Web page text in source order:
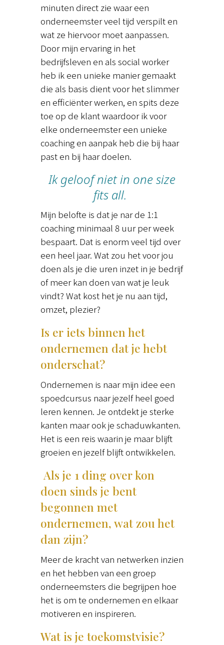
minuten direct zie waar een
onderneemster veel tijd verspilt en
wat ze hiervoor moet aanpassen.
Door mijn ervaring in het
bedrijfsleven en als social worker
heb ik een unieke manier gemaakt
die als basis dient voor het slimmer
en efficiënter werken, en spits deze
toe op de klant waardoor ik voor
elke onderneemster een unieke
coaching en aanpak heb die bij haar
past en bij haar doelen.
Ik geloof niet in one size
fits all.
Mijn belofte is dat je nar de 1:1
coaching minimaal 8 uur per week
bespaart. Dat is enorm veel tijd over
een heel jaar. Wat zou het voor jou
doen als je die uren inzet in je bedrijf
of meer kan doen van wat je leuk
vindt? Wat kost het je nu aan tijd,
omzet, plezier?
Is er iets binnen het
ondernemen dat je hebt
onderschat?
Ondernemen is naar mijn idee een
spoedcursus naar jezelf heel goed
leren kennen. Je ontdekt je sterke
kanten maar ook je schaduwkanten.
Het is een reis waarin je maar blijft
groeien en jezelf blijft ontwikkelen.
Als je 1 ding over kon
doen sinds je bent
begonnen met
ondernemen, wat zou het
dan zijn?
Meer de kracht van netwerken inzien
en het hebben van een groep
onderneemsters die begrijpen hoe
het is om te ondernemen en elkaar
motiveren en inspireren.
Wat is je toekomstvisie?